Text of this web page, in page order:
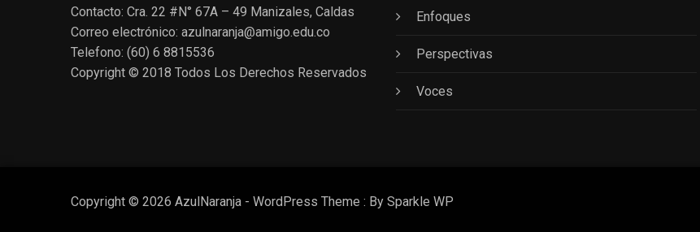
Contacto: Cra. 22 #N° 67A – 49 Manizales, Caldas
Correo electrónico: azulnaranja@amigo.edu.co
Telefono: (60) 6 8815536
Copyright © 2018 Todos Los Derechos Reservados
Enfoques
Perspectivas
Voces
Copyright © 2026 AzulNaranja - WordPress Theme : By Sparkle WP